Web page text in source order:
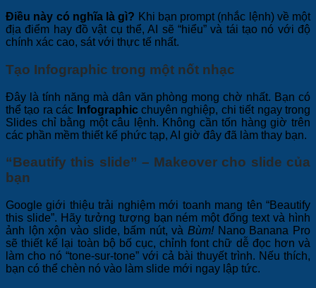
Điều này có nghĩa là gì? Khi bạn prompt (nhắc lệnh) về một
địa điểm hay đồ vật cụ thể, AI sẽ “hiểu” và tái tạo nó với độ
chính xác cao, sát với thực tế nhất.
Tạo Infographic trong một nốt nhạc
Đây là tính năng mà dân văn phòng mong chờ nhất. Bạn có
thể tạo ra các Infographicchuyên nghiệp, chi tiết ngay trong
Slides chỉ bằng một câu lệnh. Không cần tốn hàng giờ trên
các phần mềm thiết kế phức tạp, AI giờ đây đã làm thay bạn.
“Beautify this slide” – Makeover cho slide của
bạn
Google giới thiệu trải nghiệm mới toanh mang tên “Beautify
this slide”. Hãy tưởng tượng bạn ném một đống text và hình
ảnh lộn xộn vào slide, bấm nút, vàBùm! Nano Banana Pro
sẽ thiết kế lại toàn bộ bố cục, chỉnh font chữ dễ đọc hơn và
làm cho nó “tone-sur-tone” với cả bài thuyết trình. Nếu thích,
bạn có thể chèn nó vào làm slide mới ngay lập tức.